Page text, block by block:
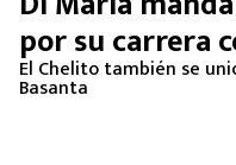
RAYADOS
PUMAS
por su carrera
El Chelito también se
Basanta